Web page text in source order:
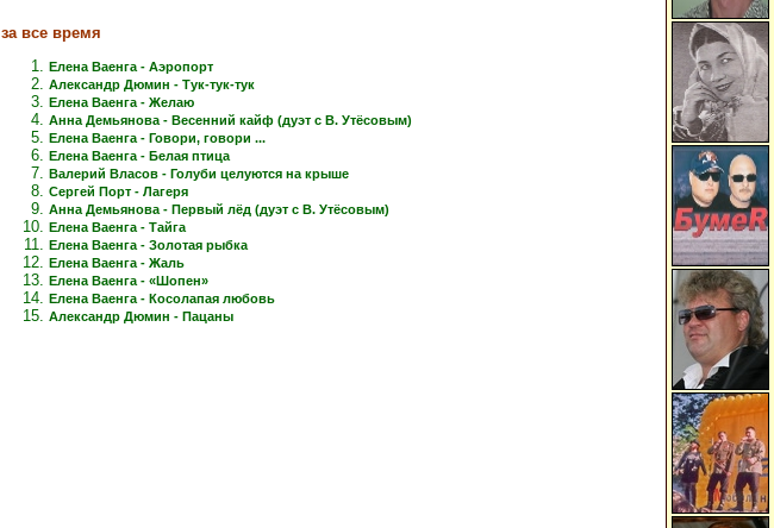
за все время
Елена Ваенга - Аэропорт
Александр Дюмин - Тук-тук-тук
Елена Ваенга - Желаю
Анна Демьянова - Весенний кайф (дуэт с В. Утёсовым)
Елена Ваенга - Говори, говори ...
Елена Ваенга - Белая птица
Валерий Власов - Голуби целуются на крыше
Сергей Порт - Лагеря
Анна Демьянова - Первый лёд (дуэт с В. Утёсовым)
Елена Ваенга - Тайга
Елена Ваенга - Золотая рыбка
Елена Ваенга - Жаль
Елена Ваенга - «Шопен»
Елена Ваенга - Косолапая любовь
Александр Дюмин - Пацаны